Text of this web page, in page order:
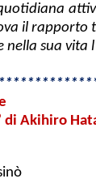
il rapporto
sua vita
di Akihiro